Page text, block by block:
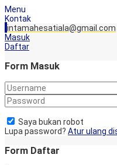
Menu
Kontak
intamahesatiala@gmail.com
Masuk
Daftar
Form Masuk
Saya bukan robot
Lupa password? Atur ulang
Form Daftar